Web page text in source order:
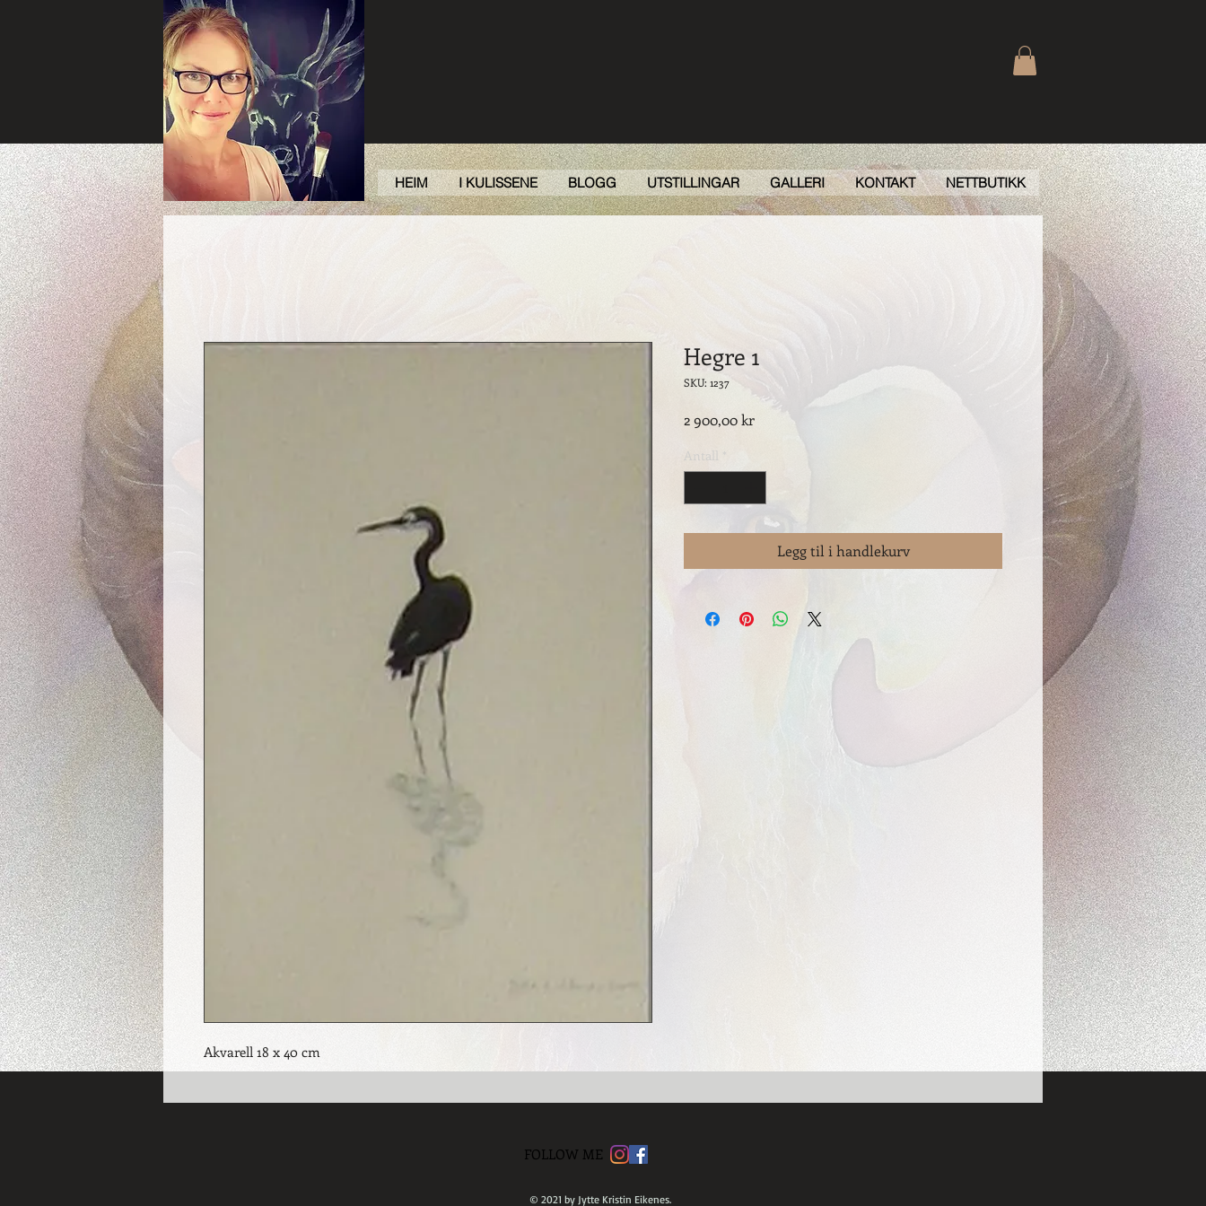
Jyttes Galley. Art for sale.
Online gallery. Jyttes
Galleri. Kunst til salgs.
Nettgalleri. Jytte Kristin
Eikenes. Høyanger
HEIM I KULISSENE BLOGG UTSTILLINGAR GALLERI KONTAKT NETTBUTIKK
Akvarell 18 x 40 cm
Hegre 1
SKU: 1237
2 900,00 krPris
Antall
Legg til i handlekurv
FOLLOW ME
© 2021 by Jytte Kristin Eikenes.